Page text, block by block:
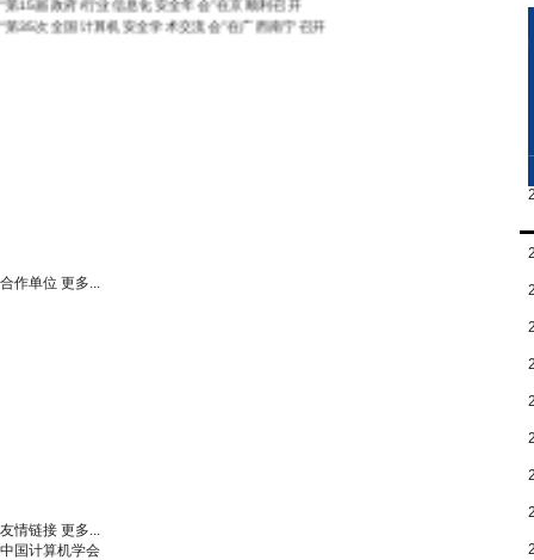
“第35次全国计算机安全学术交流会”在广西南宁召开
合作单位 更多...
友情链接 更多...
中国计算机学会